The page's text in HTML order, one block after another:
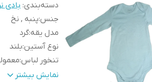
دسته‌بندی: بادی
جنس:پنبه , نخ
مدل یقه:گرد
نوع آستین:بلند
تنخور لباس:
کشور تولید کننده
نمایش بیشتر